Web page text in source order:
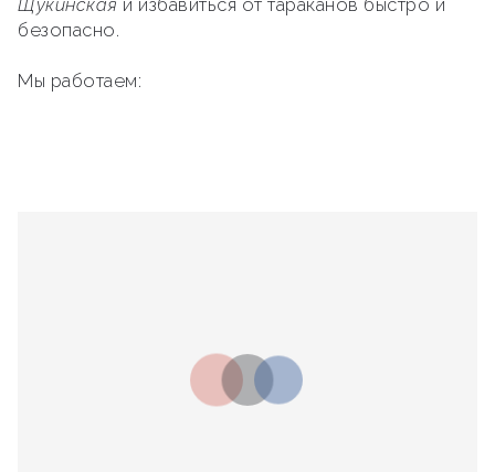
Щукинская и избавиться от тараканов быстро и
безопасно.
Мы работаем: